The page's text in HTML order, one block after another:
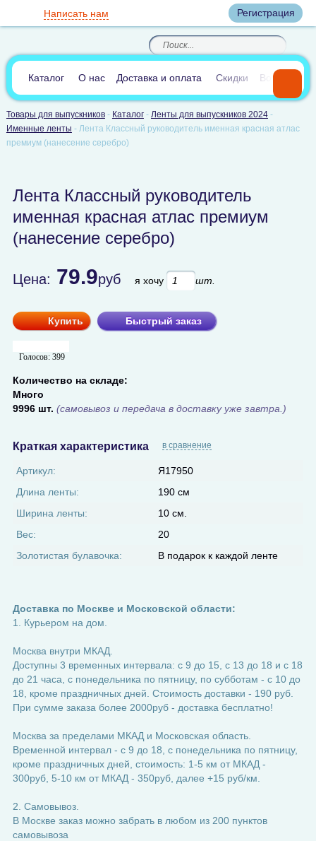
Регистрация
8(812)385-66-65
8(905) 700-70-04
По России звонок
бесплатный
(круглосуточно)
Написать нам
В сравнении:0
Каталог О нас Доставка и оплата Скидки Вопросы и
Товары для выпускников- Каталог- Ленты для выпускников 2024-
Именные ленты - Лента Классный руководитель именная красная атлас
премиум (нанесение серебро)
Лента Классный руководитель
именная красная атлас премиум
(нанесение серебро)
Цена: 79.9руб я хочу шт.
Купить Быстрый заказ
Голосов: 399
Количество на складе:
Много
9996 шт. (самовывоз и передача в доставку уже завтра.)
Краткая характеристика в сравнение
Артикул:
Я17950
Длина ленты:
190 см
Ширина ленты:
10 см.
Вес:
20
Золотистая булавочка:
В подарок к каждой ленте
Доставка по Москве и Московской области:
1. Курьером на дом.
Москва внутри МКАД.
Доступны 3 временных интервала: с 9 до 15, с 13 до 18 и с 18
до 21 часа, с понедельника по пятницу, по субботам - с 10 до
18, кроме праздничных дней. Стоимость доставки - 190 руб.
При сумме заказа более 2000руб - доставка бесплатно!
Москва за пределами МКАД и Московская область.
Временной интервал - с 9 до 18, с понедельника по пятницу,
кроме праздничных дней, стоимость: 1-5 км от МКАД -
300руб, 5-10 км от МКАД - 350руб, далее +15 руб/км.
2. Самовывоз.
В Москве заказ можно забрать в любом из 200 пунктов
самовывоза